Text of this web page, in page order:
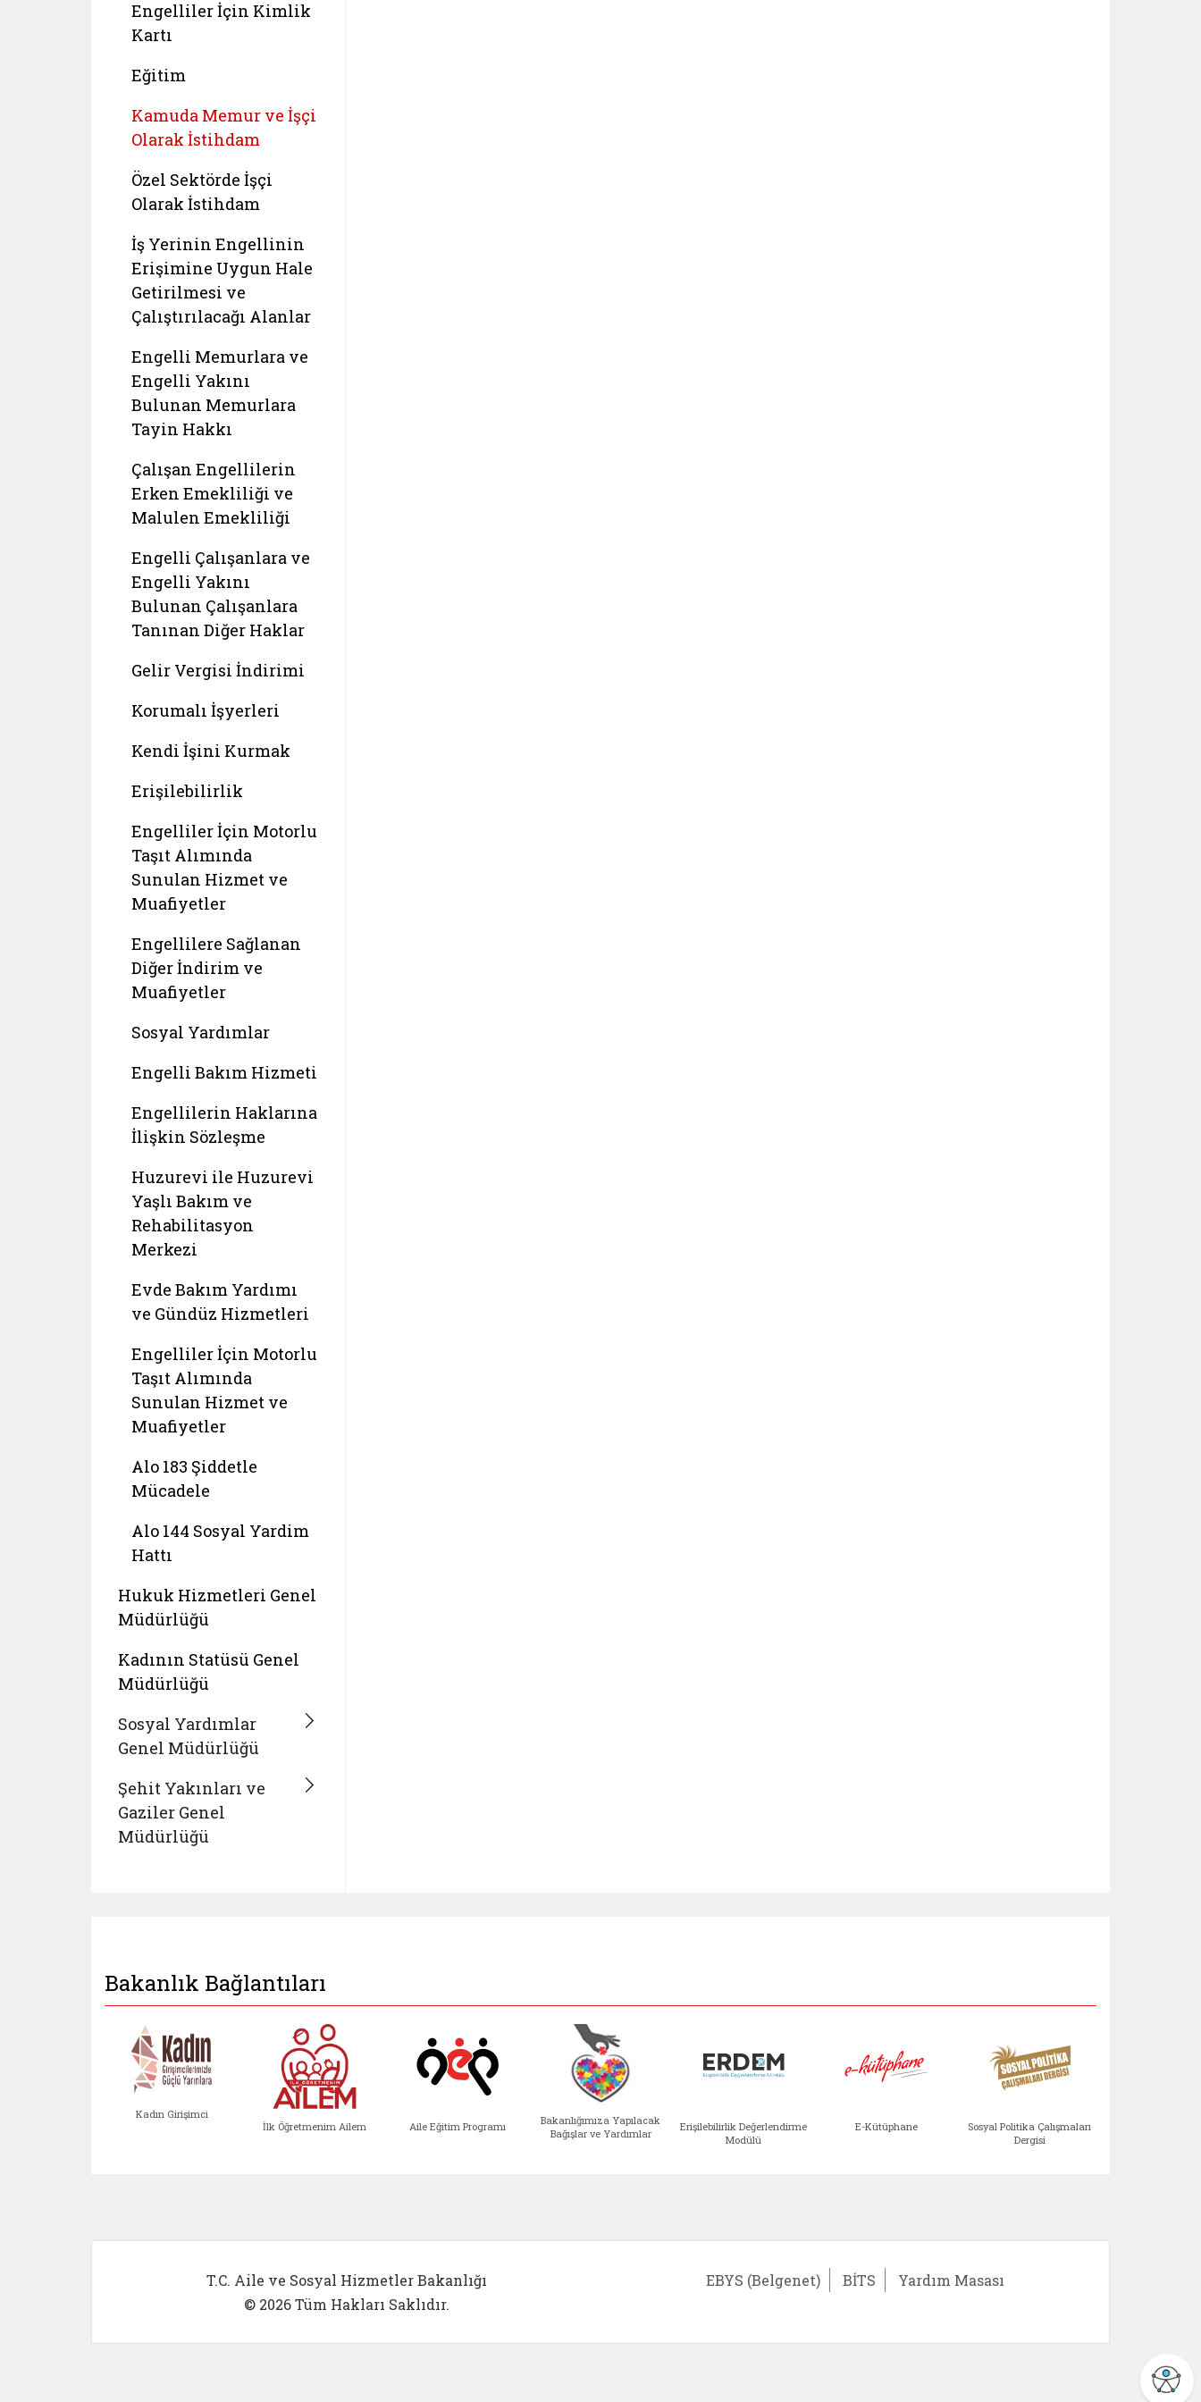
Engelliler İçin Kimlik
Kartı
Eğitim
Kamuda Memur ve İşçi
Olarak İstihdam
Özel Sektörde İşçi
Olarak İstihdam
İş Yerinin Engellinin
Erişimine Uygun Hale
Getirilmesi ve
Çalıştırılacağı Alanlar
Engelli Memurlara ve
Engelli Yakını
Bulunan Memurlara
Tayin Hakkı
Çalışan Engellilerin
Erken Emekliliği ve
Malulen Emekliliği
Engelli Çalışanlara ve
Engelli Yakını
Bulunan Çalışanlara
Tanınan Diğer Haklar
Gelir Vergisi İndirimi
Korumalı İşyerleri
Kendi İşini Kurmak
Erişilebilirlik
Engelliler İçin Motorlu
Taşıt Alımında
Sunulan Hizmet ve
Muafiyetler
Engellilere Sağlanan
Diğer İndirim ve
Muafiyetler
Sosyal Yardımlar
Engelli Bakım Hizmeti
Engellilerin Haklarına
İlişkin Sözleşme
Huzurevi ile Huzurevi
Yaşlı Bakım ve
Rehabilitasyon
Merkezi
Evde Bakım Yardımı
ve Gündüz Hizmetleri
Engelliler İçin Motorlu
Taşıt Alımında
Sunulan Hizmet ve
Muafiyetler
Alo 183 Şiddetle
Mücadele
Alo 144 Sosyal Yardim
Hattı
Hukuk Hizmetleri Genel
Müdürlüğü
Kadının Statüsü Genel
Müdürlüğü
Sosyal Yardımlar
Genel Müdürlüğü
Şehit Yakınları ve
Gaziler Genel
Müdürlüğü
Bakanlık Bağlantıları
Kadın Girişimci
İlk Öğretmenim Ailem Aile Eğitim Programı
Bakanlığımıza Yapılacak
Bağışlar ve Yardımlar
Erişilebilirlik Değerlendirme
Modülü
E-Kütüphane
Sosyal Politika Çalışmaları
Dergisi
T.C. Aile ve Sosyal Hizmetler Bakanlığı
© 2026 Tüm Hakları Saklıdır.
EBYS (Belgenet) BİTS Yardım Masası